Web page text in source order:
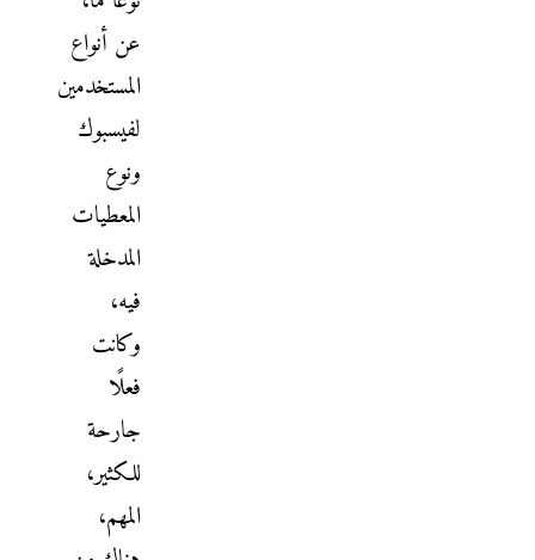
عن أنواع
المستخدمين
لفيسبوك
ونوع
المعطيات
المدخلة
فيه،
وكانت
فعلًا
جارحة
للكثير،
المهم،